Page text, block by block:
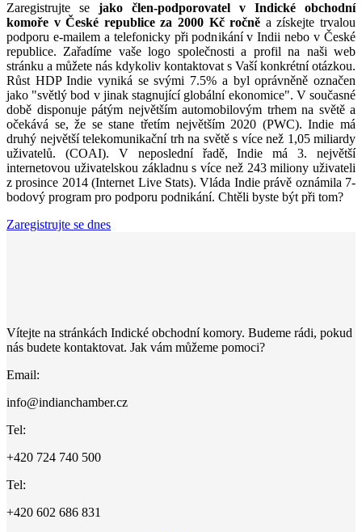
Zaregistrujte se jako člen-podporovatel v Indické obchodní
komoře v České republice za 2000 Kč ročně a získejte trvalou
podporu e-mailem a telefonicky při podnikání v Indii nebo v České
republice. Zařadíme vaše logo společnosti a profil na naši web
stránku a můžete nás kdykoliv kontaktovat s Vaší konkrétní otázkou.
Růst HDP Indie vyniká se svými 7.5% a byl oprávněně označen
jako "světlý bod v jinak stagnující globální ekonomice". V současné
době disponuje pátým největším automobilovým trhem na světě a
očekává se, že se stane třetím největším 2020 (PWC). Indie má
druhý největší telekomunikační trh na světě s více než 1,05 miliardy
uživatelů. (COAI). V neposlední řadě, Indie má 3. největší
internetovou uživatelskou základnu s více než 243 miliony uživateli
z prosince 2014 (Internet Live Stats). Vláda Indie právě oznámila 7-
bodový program pro podporu podnikání. Chtěli byste být při tom?
Zaregistrujte se dnes
Vítejte na stránkách Indické obchodní komory. Budeme rádi, pokud
nás budete kontaktovat. Jak vám můžeme pomoci?
Email:
info@indianchamber.cz
Tel:
+420 724 740 500
Tel:
+420 602 686 831